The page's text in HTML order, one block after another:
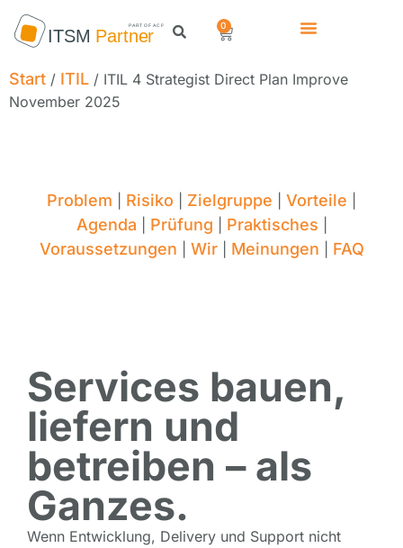
0
Start / ITIL / ITIL 4 Strategist Direct Plan Improve
November 2025
Problem Risiko Zielgruppe Vorteile
Agenda Prüfung Praktisches
Voraussetzungen Wir| Meinungen FAQ
Services bauen,
liefern und
betreiben – als
Ganzes.
Wenn Entwicklung, Delivery und Support nicht